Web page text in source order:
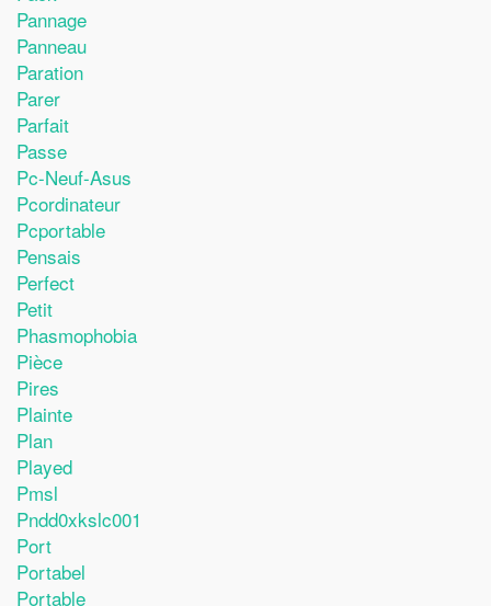
Pannage
Panneau
Paration
Parer
Parfait
Passe
Pc-Neuf-Asus
Pcordinateur
Pcportable
Pensais
Perfect
Petit
Phasmophobia
Pièce
Pires
Plainte
Plan
Played
Pmsl
Pndd0xkslc001
Port
Portabel
Portable